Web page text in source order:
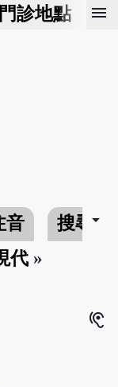
門診地點 預
menu
音 搜尋arrow_drop_down
代 »
hearing